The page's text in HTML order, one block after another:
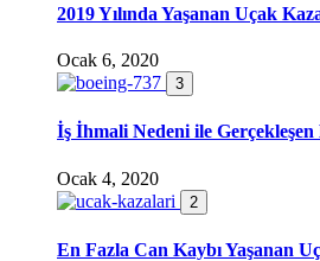
2019 Yılında Yaşanan Uçak
Ocak 6, 2020
3
İş İhmali Nedeni ile Gerçekleşen
Ocak 4, 2020
2
En Fazla Can Kaybı Yaşanan